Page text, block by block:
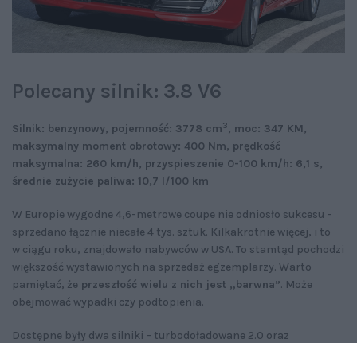
Polecany silnik: 3.8 V6
Silnik: benzynowy, pojemność: 3778 cm3, moc: 347 KM,
maksymalny moment obrotowy: 400 Nm, prędkość
maksymalna: 260 km/h, przyspieszenie 0-100 km/h: 6,1 s,
średnie zużycie paliwa: 10,7 l/100 km
W Europie wygodne 4,6-metrowe coupe nie odniosło sukcesu –
sprzedano łącznie niecałe 4 tys. sztuk. Kilkakrotnie więcej, i to
w ciągu roku, znajdowało nabywców w USA. To stamtąd pochodzi
większość wystawionych na sprzedaż egzemplarzy. Warto
pamiętać, że przeszłość wielu z nich jest „barwna”. Może
obejmować wypadki czy podtopienia.
Dostępne były dwa silniki – turbodoładowane 2.0 oraz